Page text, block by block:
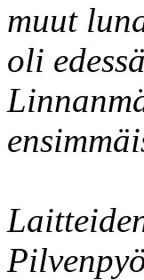
muut
oli